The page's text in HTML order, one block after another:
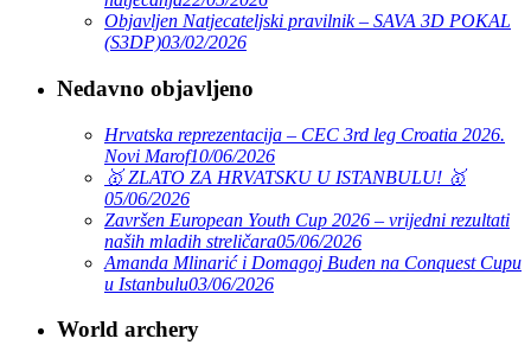
Objavljen Natjecateljski pravilnik – SAVA 3D POKAL
(S3DP)03/02/2026
Nedavno objavljeno
Hrvatska reprezentacija – CEC 3rd leg Croatia 2026.
Novi Marof10/06/2026
🥇 ZLATO ZA HRVATSKU U ISTANBULU! 🥇
05/06/2026
Završen European Youth Cup 2026 – vrijedni rezultati
naših mladih streličara05/06/2026
Amanda Mlinarić i Domagoj Buden na Conquest Cupu
u Istanbulu03/06/2026
World archery